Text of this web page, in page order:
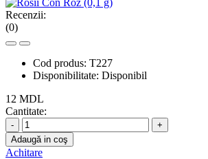
Recenzii:
(0)
Cod produs: T227
Disponibilitate: Disponibil
12 MDL
Cantitate:
-
+
Adaugă in coş
Achitare